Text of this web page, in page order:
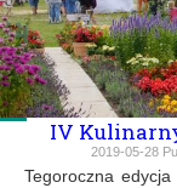
IV
2019-05-28
Tegoroczna